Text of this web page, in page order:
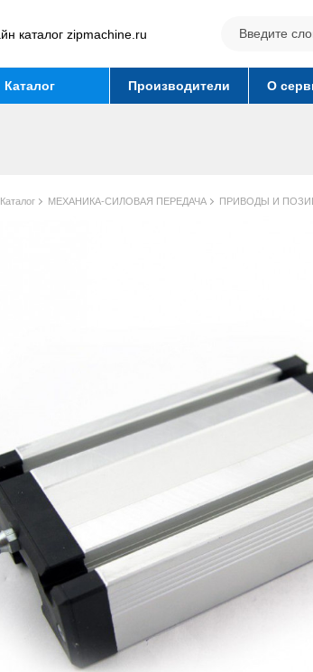
Каталог Производители О
Каталог МЕХАНИКА-СИЛОВАЯ ПЕРЕДАЧА ПРИВОДЫ И